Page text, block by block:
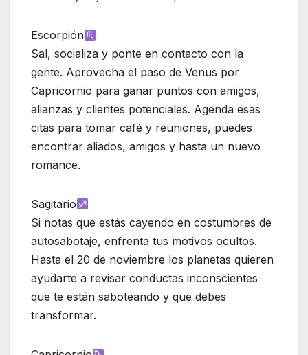
Escorpión
Sal, socializa y ponte en contacto con la
gente. Aprovecha el paso de Venus por
Capricornio para ganar puntos con amigos,
alianzas y clientes potenciales. Agenda esas
citas para tomar café y reuniones, puedes
encontrar aliados, amigos y hasta un nuevo
romance.
Sagitario
Si notas que estás cayendo en costumbres de
autosabotaje, enfrenta tus motivos ocultos.
Hasta el 20 de noviembre los planetas quieren
ayudarte a revisar conductas inconscientes
que te están saboteando y que debes
transformar.